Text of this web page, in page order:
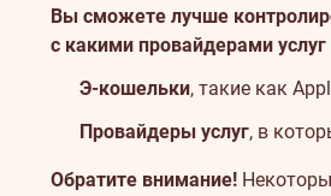
Вы сможете лучше
с какими провайдерами
Э-кошельки, такие как
Провайдеры услуг, в
Обратите внимание!